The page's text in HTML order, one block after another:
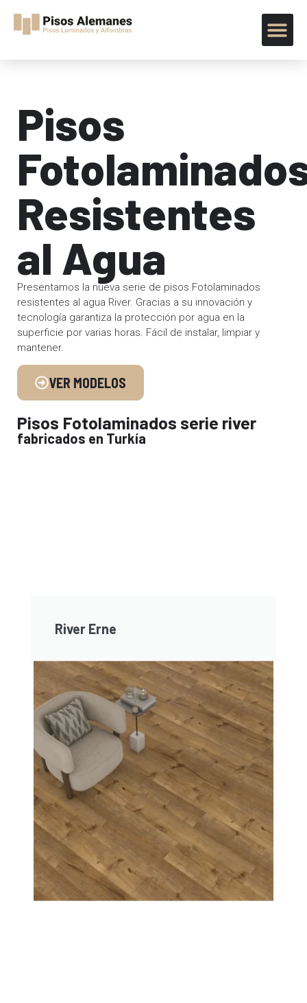
Pisos
Resistentes
al Agua
Presentamos la nueva serie de pisos Fotolaminados
resistentes al agua River. Gracias a su innovación y
tecnología garantiza la protección por agua en la
superficie por varias horas. Fácil de instalar, limpiar y
mantener.
VER MODELOS
Pisos Fotolaminados serie river
fabricados en Turkía
River Erne